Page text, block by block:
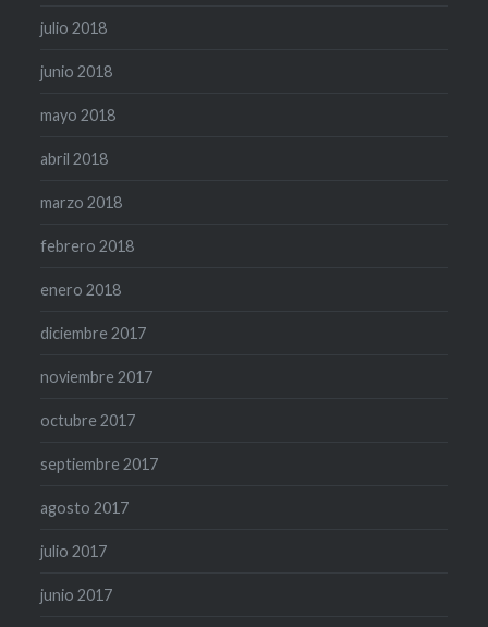
julio 2018
junio 2018
mayo 2018
abril 2018
marzo 2018
febrero 2018
enero 2018
diciembre 2017
noviembre 2017
octubre 2017
septiembre 2017
agosto 2017
julio 2017
junio 2017